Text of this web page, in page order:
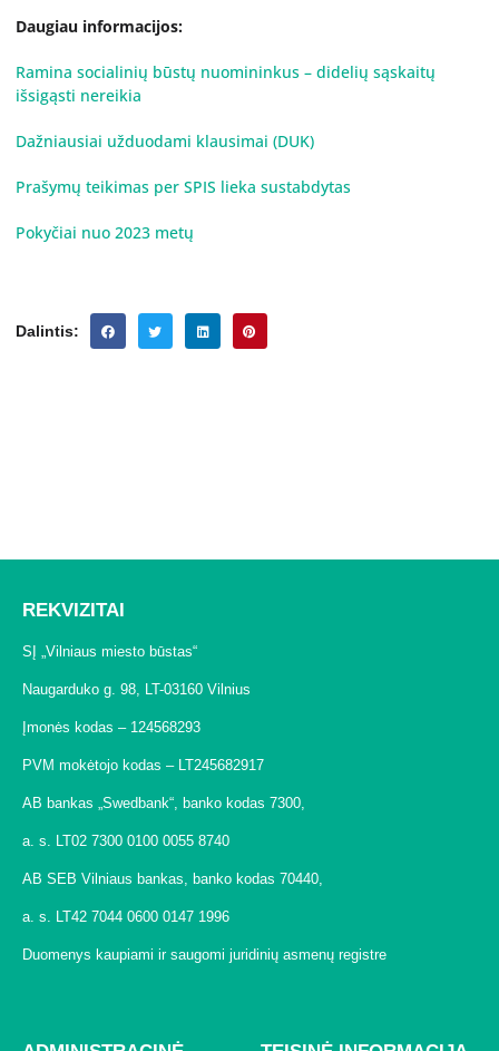
Daugiau informacijos:
Ramina socialinių būstų nuomininkus – didelių sąskaitų
išsigąsti nereikia
Dažniausiai užduodami klausimai (DUK)
Prašymų teikimas per SPIS lieka sustabdytas
Pokyčiai nuo 2023 metų
Dalintis:
REKVIZITAI
SĮ „Vilniaus miesto būstas“
Naugarduko g. 98, LT-03160 Vilnius
Įmonės kodas – 124568293
PVM mokėtojo kodas – LT245682917
AB bankas „Swedbank“, banko kodas 7300,
a. s. LT02 7300 0100 0055 8740
AB SEB Vilniaus bankas, banko kodas 70440,
a. s. LT42 7044 0600 0147 1996
Duomenys kaupiami ir saugomi juridinių asmenų registre